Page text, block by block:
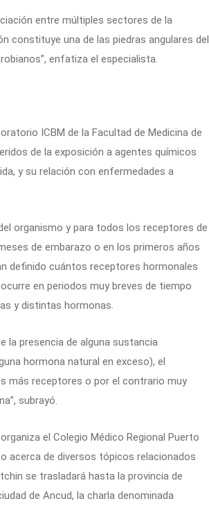
entre múltiples sectores de la
constituye una de las piedras angulares del
enfatiza el especialista.
ICBM de la Facultad de Medicina de
de la exposición a agentes químicos
y su relación con enfermedades a
organismo y para todos los receptores de
de embarazo o en los primeros años
definido cuántos receptores hormonales
en periodos muy breves de tiempo
y distintas hormonas.
la presencia de alguna sustancia
hormona natural en exceso), el
más receptores o por el contrario muy
subrayó.
el Colegio Médico Regional Puerto
acerca de diversos tópicos relacionados
se trasladará hasta la provincia de
de Ancud, la charla denominada